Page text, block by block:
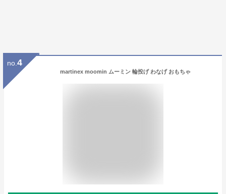
no. 4
martinex moomin ムーミン 輪投げ わなげ おもちゃ